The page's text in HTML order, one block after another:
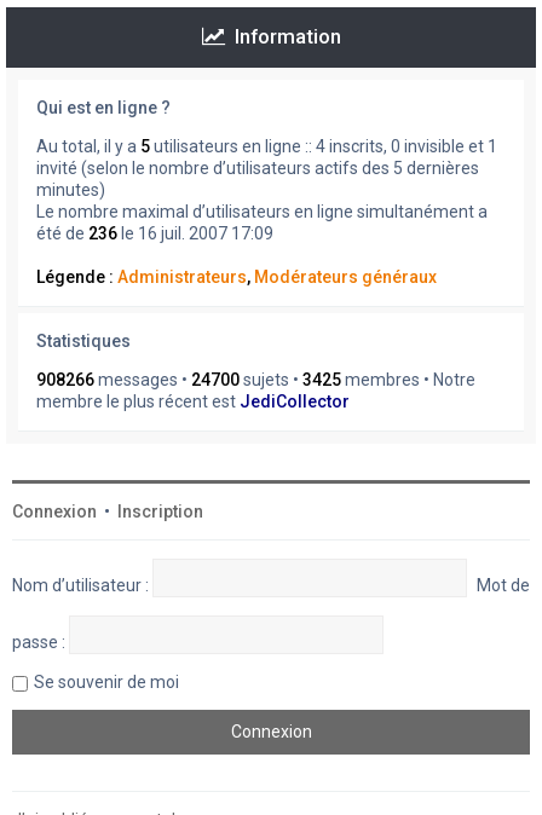
Information
Qui est en ligne ?
Au total, il y a 5utilisateurs en ligne :: 4 inscrits, 0 invisible et 1
invité (selon le nombre d’utilisateurs actifs des 5 dernières
minutes)
Le nombre maximal d’utilisateurs en ligne simultanément a
été de 236 le 16 juil. 2007 17:09
Légende : Administrateurs, Modérateurs généraux
Statistiques
908266messages • 24700sujets • 3425membres • Notre
membre le plus récent est JediCollector
Connexion • Inscription
Nom d’utilisateur : Mot de
passe :
Se souvenir de moi